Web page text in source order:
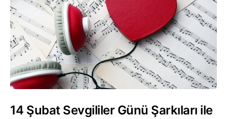
14 Şubat Sevgililer Günü Şarkıları ile